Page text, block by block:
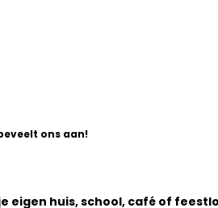
ons aan!
huis, school, café of